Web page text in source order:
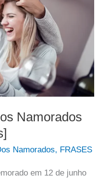
Namorados
Namorados, FRASES
em 12 de junho